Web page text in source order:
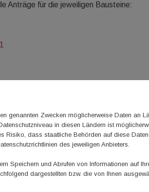
Anträge für die jeweiligen Bausteine:
genannten Zwecken möglicherweise Daten an
in diesen Ländern ist
Risiko, dass staatliche Behörden auf diese
des jeweiligen Anbieters.
Speichern und Abrufen von Informationen auf
dargestellten bzw. die von Ihnen